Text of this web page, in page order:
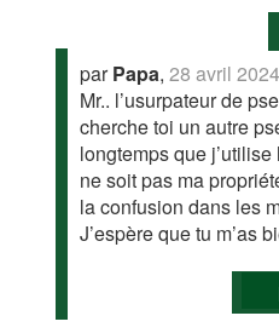
parPapa,28 avril
Mr.. l’usurpateur de
cherche toi un autre
longtemps que
ne soit pas ma
la confusion dans les
J’espère que tu m’as